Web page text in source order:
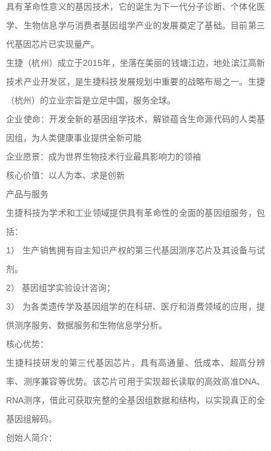
具有革命性意义的基因技术，它的诞生为下一代分子诊断、个体化医
学、生物信息学与消费者基因组学产业的发展奠定了基础。目前第三
代基因芯片已实现量产。
生捷（杭州）成立于2015年，坐落在美丽的钱塘江边，地处滨江高新
技术产业开发区，是生捷科技发展规划中重要的战略布局之一。生捷
（杭州）的立业宗旨是立足中国，服务全球。
企业使命：开发全新的基因组学技术，解锁蕴含生命源代码的人类基
因组，为人类健康事业提供全新可能
企业愿景：成为世界生物技术行业最具影响力的领袖
核心价值：以人为本、求是创新
产品与服务
生捷科技为学术和工业领域提供具有革命性的全面的基因组服务，包
括：
1 ） 生产销售拥有自主知识产权的第三代基因测序芯片及其设备与试
剂。
2） 基因组学实验设计咨询；
3） 为各类遗传学及基因组学的在科研、医疗和消费领域的应用，提
供测序服务、数据服务和生物信息学分析。
核心优势：
生捷科技研发的第三代基因芯片，具有高通量、低成本、超高分辨
率、测序兼容等优势。该芯片可用于实现超长读取的高效高准DNA、
RNA测序，借此可获取完整的全基因组数据和结构，以实现真正的全
基因组解码。
创始人简介：